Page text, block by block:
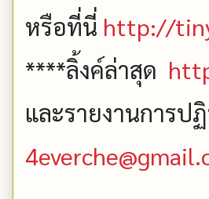
หรือที่นี่ http://
****ลิ้งค์ล่าสุด
และรายงานการป